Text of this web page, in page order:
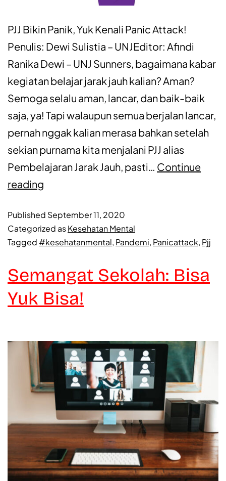
PJJ Bikin Panik, Yuk Kenali Panic Attack!
Penulis: Dewi Sulistia – UNJEditor: Afindi
Ranika Dewi – UNJ Sunners, bagaimana kabar
kegiatan belajar jarak jauh kalian? Aman?
Semoga selalu aman, lancar, dan baik-baik
saja, ya! Tapi walaupun semua berjalan lancar,
pernah nggak kalian merasa bahkan setelah
sekian purnama kita menjalani PJJ alias
Pembelajaran Jarak Jauh, pasti… Continue
reading
Published September 11, 2020
Categorized asKesehatan Mental
Tagged#kesehatanmental, Pandemi, Panicattack, Pjj
Semangat Sekolah: Bisa
Yuk Bisa!